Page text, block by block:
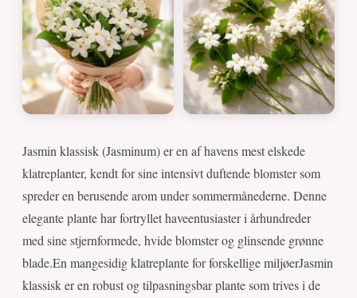
Jasmin klassisk (Jasminum) er en af havens mest elskede
klatreplanter, kendt for sine intensivt duftende blomster som
spreder en berusende arom under sommermånederne. Denne
elegante plante har fortryllet haveentusiaster i århundreder
med sine stjernformede, hvide blomster og glinsende grønne
blade.En mangesidig klatreplante for forskellige miljøerJasmin
klassisk er en robust og tilpasningsbar plante som trives i de